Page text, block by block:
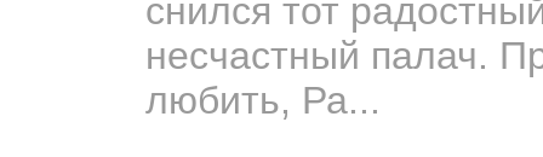
снился тот
несчастный палач.
любить, Ра...